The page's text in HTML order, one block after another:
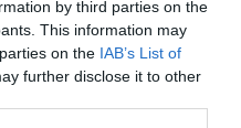
by third parties on the
This information may
on the IAB’s List of
further disclose it to other